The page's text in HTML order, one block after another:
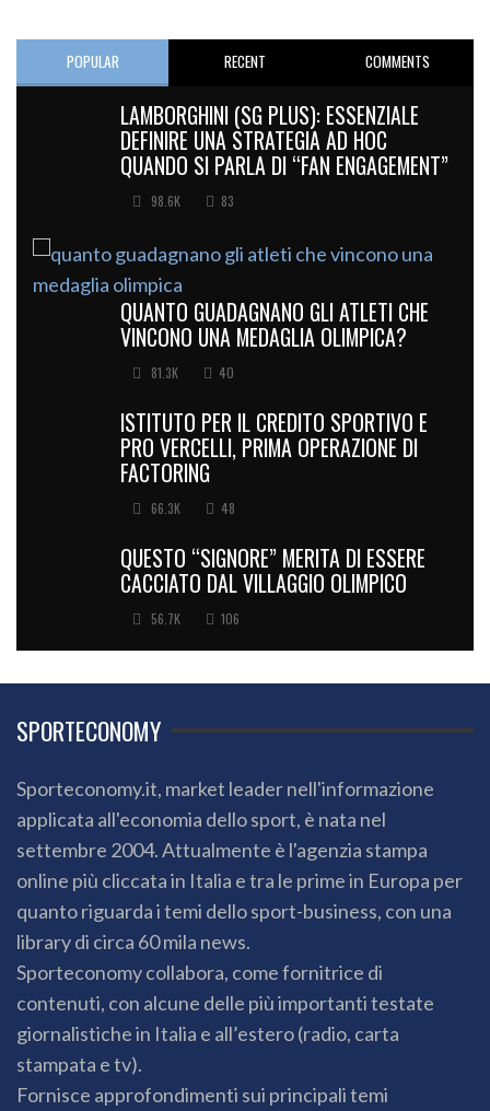
POPULAR RECENT COMMENTS
LAMBORGHINI (SG PLUS): ESSENZIALE
DEFINIRE UNA STRATEGIA AD HOC
QUANDO SI PARLA DI “FAN ENGAGEMENT”
98.6K 83
QUANTO GUADAGNANO GLI ATLETI CHE
VINCONO UNA MEDAGLIA OLIMPICA?
81.3K 40
ISTITUTO PER IL CREDITO SPORTIVO E
PRO VERCELLI, PRIMA OPERAZIONE DI
FACTORING
66.3K 48
QUESTO “SIGNORE” MERITA DI ESSERE
CACCIATO DAL VILLAGGIO OLIMPICO
56.7K 106
SPORTECONOMY
Sporteconomy.it, market leader nell'informazione
applicata all'economia dello sport, è nata nel
settembre 2004. Attualmente è l'agenzia stampa
online più cliccata in Italia e tra le prime in Europa per
quanto riguarda i temi dello sport-business, con una
library di circa 60 mila news.
Sporteconomy collabora, come fornitrice di
contenuti, con alcune delle più importanti testate
giornalistiche in Italia e all’estero (radio, carta
stampata e tv).
Fornisce approfondimenti sui principali temi